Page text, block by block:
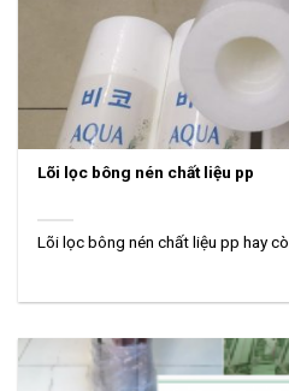
Lõi lọc bông nén chất liệu pp
Lõi lọc bông nén chất liệu pp hay